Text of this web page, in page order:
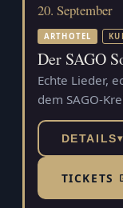
20. September
ARTHOTEL
Der SAGO
Echte Lieder,
dem SAGO-
DETAILS▾
TICKETS